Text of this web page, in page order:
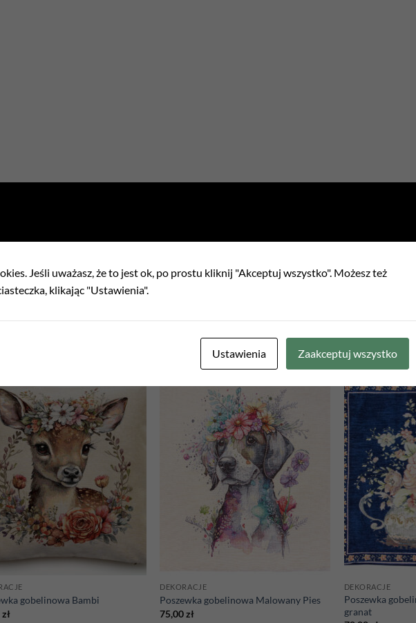
Add to
wishlist
gobelinowa Bambi
zł
wishlist
DEKORACJE
Poszewka gobelinowa Malowany Pies
75,00zł
DEKORACJE
Poszewka
granat
Jeśli uważasz, że to jest ok, po prostu kliknij "Akceptuj wszystko". Możesz też
klikając "Ustawienia".
Ustawienia Zaakceptuj wszystko